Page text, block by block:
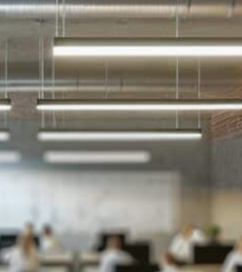
structurels se